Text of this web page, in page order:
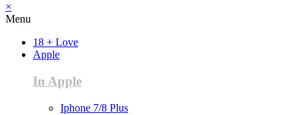
×
Menu
18 + Love
Apple
In Apple
Iphone 7/8 Plus